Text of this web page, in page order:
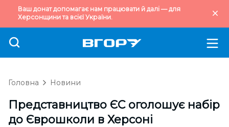
Ваш донат допомагає нам працювати й далі — для
Херсонщини та всієї України.
Головна Новини
Представництво ЄС оголошує набір
до Єврошколи в Херсоні